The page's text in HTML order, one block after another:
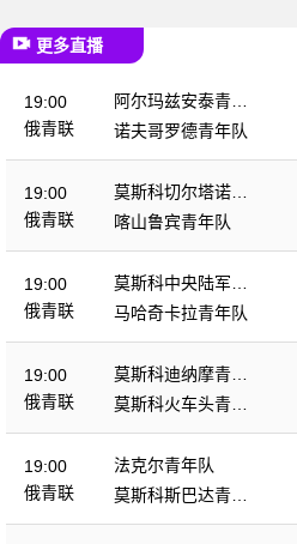
更多直播
19:00
俄青联
阿尔玛兹安泰青年
队
诺夫哥罗德青年队
19:00
俄青联
莫斯科切尔塔诺沃
青年队
喀山鲁宾青年队
19:00
俄青联
莫斯科中央陆军青
年队
马哈奇卡拉青年队
19:00
俄青联
莫斯科迪纳摩青年
队
莫斯科火车头青年
队
19:00
俄青联
法克尔青年队
莫斯科斯巴达青年
队